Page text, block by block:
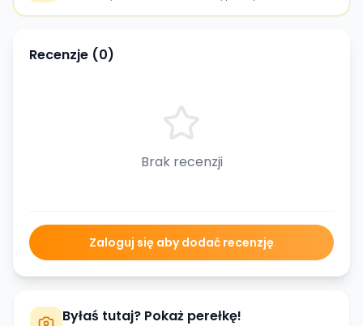
Recenzje (0)
Brak recenzji
Zaloguj się aby dodać recenzję
Byłaś tutaj? Pokaż perełkę!